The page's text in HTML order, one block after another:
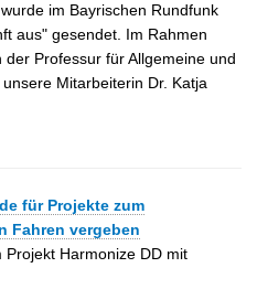
im Bayrischen Rundfunk
aus" gesendet. Im Rahmen
Professur für Allgemeine und
Mitarbeiterin Dr. Katja
für Projekte zum
Fahren vergeben
Projekt Harmonize DD mit